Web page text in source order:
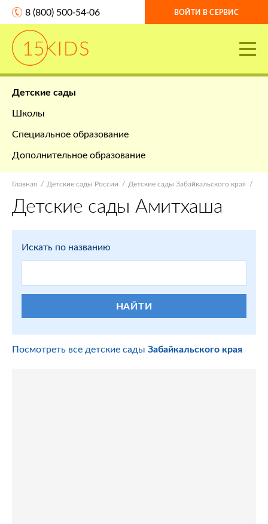
8 (800) 500-54-06 ВОЙТИ В СЕРВИС
Детские сады
Школы
Специальное образование
Дополнительное образование
Главная Детские сады России Детские сады Забайкальского края
Детские сады Амитхаша
Искать по названию
НАЙТИ
Посмотреть все детские сады Забайкальского края